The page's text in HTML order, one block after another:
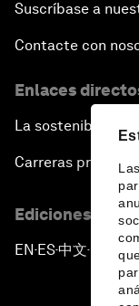
Suscríbase a
Contacte con
Enlaces
La sostenibilidad
Carreras
Ediciones en
EN ▪ES▪中文▪ 日本語